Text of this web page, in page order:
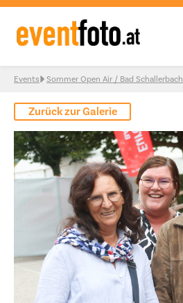
Skip to content
Events Sommer Open Air / Bad Schallerbach
Zurück zur Galerie